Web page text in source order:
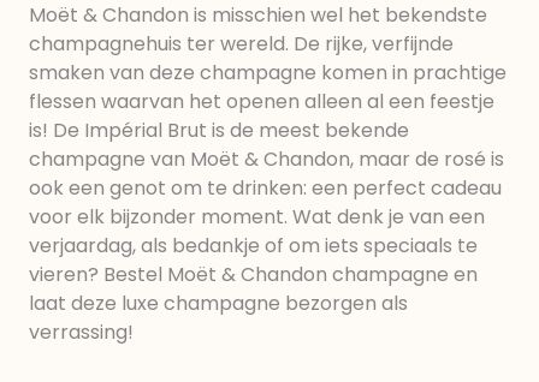
Moët & Chandon is misschien wel het bekendste
champagnehuis ter wereld. De rijke, verfijnde
smaken van deze champagne komen in prachtige
flessen waarvan het openen alleen al een feestje
is! De Impérial Brut is de meest bekende
champagne van Moët & Chandon, maar de rosé is
ook een genot om te drinken: een perfect cadeau
voor elk bijzonder moment. Wat denk je van een
verjaardag, als bedankje of om iets speciaals te
vieren? Bestel Moët & Chandon champagne en
laat deze luxe champagne bezorgen als
verrassing!